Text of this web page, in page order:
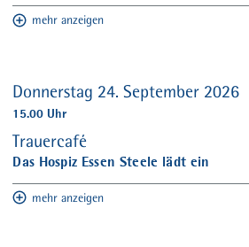
mehr anzeigen
Donnerstag 24. September 2026
15.00 Uhr
Trauercafé
Das Hospiz Essen Steele lädt ein
mehr anzeigen